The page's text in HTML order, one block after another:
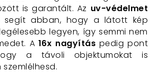
is garantált. Az uv-védelmet
segít abban, hogy a látott kép
legyen, így semmi nem
A 16x nagyítás pedig pont
a távoli objektumokat is